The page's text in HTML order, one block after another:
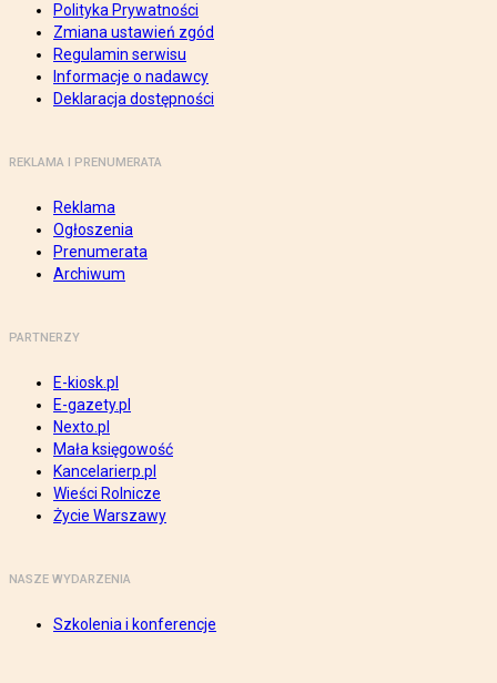
Polityka Prywatności
Zmiana ustawień zgód
Regulamin serwisu
Informacje o nadawcy
Deklaracja dostępności
REKLAMA I PRENUMERATA
Reklama
Ogłoszenia
Prenumerata
Archiwum
PARTNERZY
E-kiosk.pl
E-gazety.pl
Nexto.pl
Mała księgowość
Kancelarierp.pl
Wieści Rolnicze
Życie Warszawy
NASZE WYDARZENIA
Szkolenia i konferencje